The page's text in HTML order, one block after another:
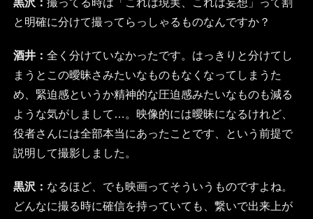
黒沢： 撮ってる時は「これは現実、これは妄想」って割
と明確に分けて撮ってらっしゃるものなんですか？
酒井： 全く分けていなかったです。はっきりと分けてし
まうとこの曖昧さみたいなものもなくなってしまうた
め、緊迫感というか精神的な圧迫感みたいなものも減る
ような気がしまして…。映像的には曖昧になるけれど、
役者さんには全部本当にあったことです、という前提で
説明して撮影しました。
黒沢： なるほど、でも映画ってそういうものですよね。
どんなに撮る時に確信を持っていても、繋いで出来上が